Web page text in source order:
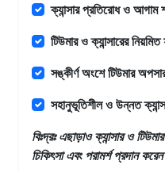
ক্যান্সার প্রতিরোধ ও আগাম
টিউমার ও ক্যান্সারের
সঙ্কীর্ণ অংশে টিউমার
সহানুভূতিশীল ও উন্নত
বিঃদ্রঃ এছাড়াওক্যান্সার ও
চিকিৎসা এবং পরামর্শ প্রদান